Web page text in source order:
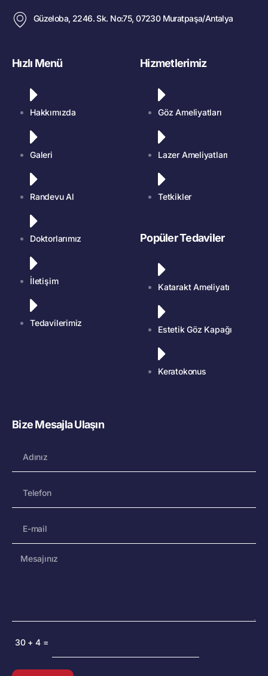
Güzeloba, 2246. Sk. No:75, 07230 Muratpaşa/Antalya
Hızlı Menü
Hakkımızda
Galeri
Randevu Al
Doktorlarımız
İletişim
Tedavilerimiz
Hizmetlerimiz
Göz Ameliyatları
Lazer Ameliyatları
Tetkikler
Popüler Tedaviler
Katarakt Ameliyatı
Estetik Göz Kapağı
Keratokonus
Bize Mesajla Ulaşın
30 + 4=